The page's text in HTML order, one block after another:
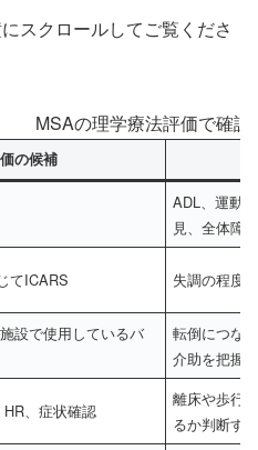
スクロールしてご覧くださ
MSAの理学療法評価で確認
の候補
ADL、運動
見、全体障
てICARS 失調の程度
設で使用しているバ
転倒につな
介助を把握
、症状確認
離床や歩行
るか判断す